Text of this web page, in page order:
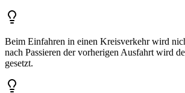
Beim Einfahren in einen Kreisverkehr wird
nach Passieren der vorherigen Ausfahrt wird
gesetzt.